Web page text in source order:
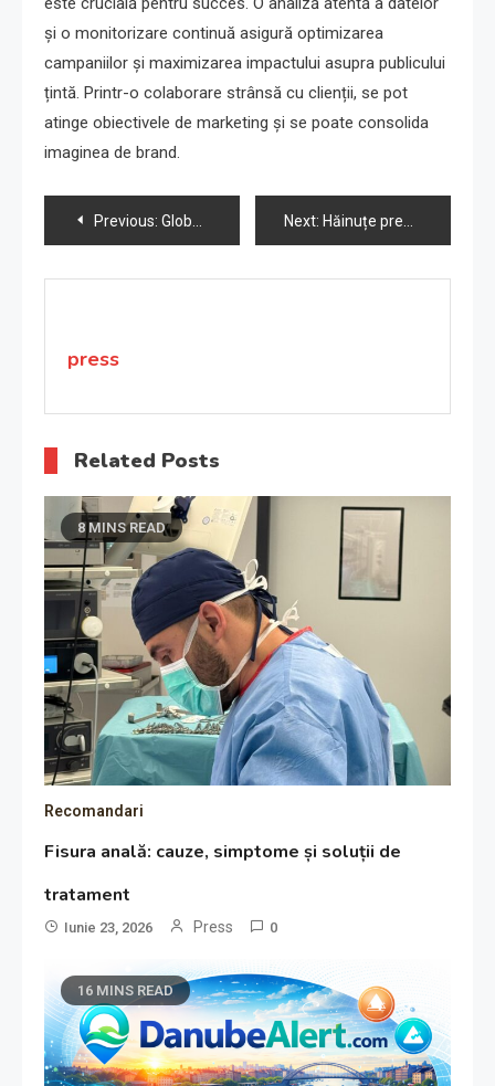
și o monitorizare continuă asigură optimizarea
campaniilor și maximizarea impactului asupra publicului
țintă. Printr-o colaborare strânsă cu clienții, se pot
atinge obiectivele de marketing și se poate consolida
imaginea de brand.
Navigare
în
Previous: Global Energy Summit: Cele mai importante evenimente energie la nivel internațional Next: Hăinuțe premium pentru bebeluși 0-12 luni, design vesel
press
Related Posts
8 MINS READ
Recomandari
Fisura anală: cauze, simptome și soluții de
tratament
Iunie 23, 2026 Press 0
16 MINS READ